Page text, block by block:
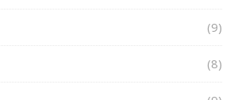
(9)
(8)